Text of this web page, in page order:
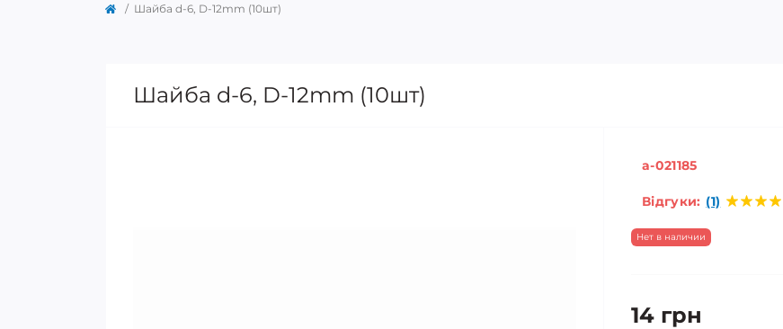
Шайба d-6, D-12mm (10шт)
Шайба d-6, D-12mm (10шт)
a-021185
Відгуки: (1)
Нет в наличии
14 грн